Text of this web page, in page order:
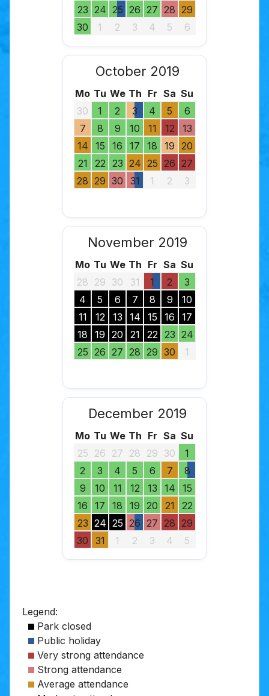
23 24 25 26 27 28 29
30
1 2 3 4 5 6
October 2019
Mo Tu We Th Fr Sa Su
30
1 2 3 4 5
6
7
8 9 10 11 12
13
14
15 16 17 18 19 20
21
22 23 24 25 26 27
28 29 30 31 1 2 3
November 2019
Mo Tu We Th Fr Sa Su
28 29 30 31 1 2
3
4
5 6 7 8 9
10
11
12 13 14 15 16
17
18
19 20 21 22 23 24
25 26 27 28 29 30 1
December 2019
Mo Tu We Th Fr Sa Su
25 26 27 28 29 30
1
2
3 4 5 6 7
8
9
10 11 12 13 14
15
16
17 18 19 20 21
22
23 24 25 26 27 28 29
30
31 1 2 3 4 5
Legend:
Park closed
Public holiday
Very strong attendance
Strong attendance
Average attendance